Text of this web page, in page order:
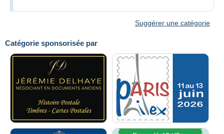
Catégorie sponsorisée par
Suggérer une catégorie